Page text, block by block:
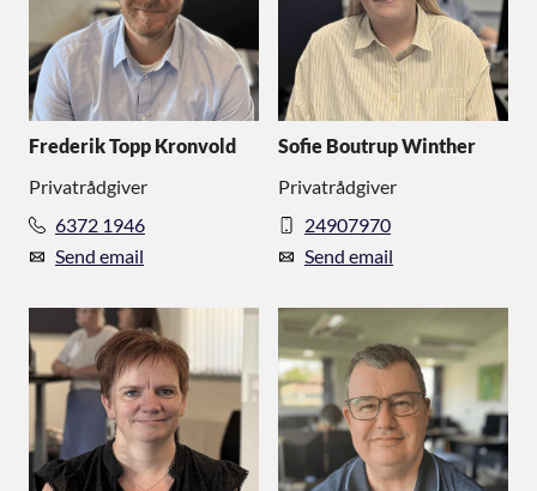
Frederik Topp Kronvold
Privatrådgiver
6372 1946
Send email
Sofie Boutrup Winther
Privatrådgiver
24907970
Send email